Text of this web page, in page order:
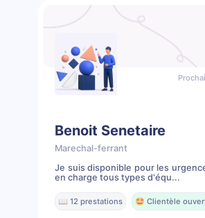
Benoit Senetaire
Marechal-ferrant
Je suis disponible pour les
en charge tous types d'équ...
📖 12 prestations 🤩 Clientèle